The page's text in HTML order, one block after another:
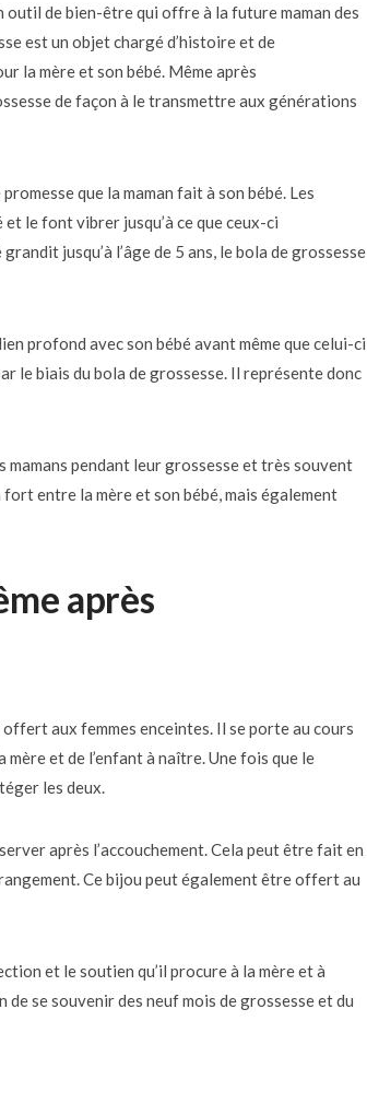
outil de bien-être qui offre à la future maman des
est un objet chargé d’histoire et de
la mère et son bébé. Même après
de façon à le transmettre aux générations
que la maman fait à son bébé. Les
le font vibrer jusqu’à ce que ceux-ci
jusqu’à l’âge de 5 ans, le bola de grossesse
profond avec son bébé avant même que celui-ci
le biais du bola de grossesse. Il représente donc
pendant leur grossesse et très souvent
entre la mère et son bébé, mais également
après
aux femmes enceintes. Il se porte au cours
mère et de l’enfant à naître. Une fois que le
les deux.
après l’accouchement. Cela peut être fait en
Ce bijou peut également être offert au
et le soutien qu’il procure à la mère et à
se souvenir des neuf mois de grossesse et du